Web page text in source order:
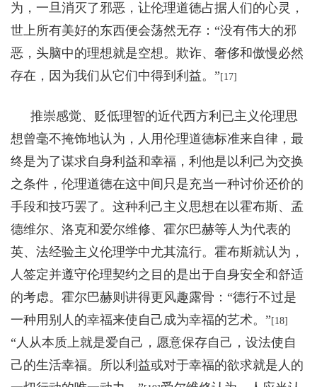
为，一旦消灭了邪恶，让伦理道德占据人们的心灵，
世上所有美好的东西便会荡然无存：“没有伟大的邪
恶，头脑中的理想就是空想。欺诈、奢侈和傲慢必然
存在，因为我们从它们中得到利益。” [17]
推崇感觉、贬低理智的近代西方利已主义伦理思
想曾毫不掩饰地认为，人用伦理道德标准来自律，最
终是为了谋求自身利益和幸福，利他是以利己为交换
之条件，伦理道德在这中间只是充当一种讨价还价的
手段和技巧罢了。这种利己主义思想在以霍布斯、孟
德维尔、洛克和爱尔维修、霍尔巴赫等人为代表的
英、法经验主义伦理学中尤其流行。霍布斯就认为，
人签定并遵守伦理契约之目的是出于自身安全和舒适
的考虑。霍尔巴赫则讲得更风趣露骨：“德行不过是
一种用别人的幸福来使自己成为幸福的艺术。” [18]
“人从本质上就是爱自己，愿意保存自己，设法使自
己的生活幸福。所以利益或对于幸福的欲求就是人的